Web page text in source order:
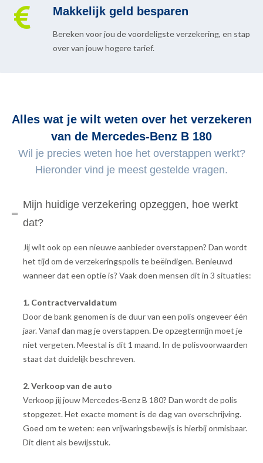
Makkelijk geld besparen
Bereken voor jou de voordeligste verzekering, en stap
over van jouw hogere tarief.
Alles wat je wilt weten over het verzekeren
van de Mercedes-Benz B 180
Wil je precies weten hoe het overstappen werkt?
Hieronder vind je meest gestelde vragen.
Mijn huidige verzekering opzeggen, hoe werkt
dat?
Jij wilt ook op een nieuwe aanbieder overstappen? Dan wordt
het tijd om de verzekeringspolis te beëindigen. Benieuwd
wanneer dat een optie is? Vaak doen mensen dit in 3 situaties:
1. Contractvervaldatum
Door de bank genomen is de duur van een polis ongeveer één
jaar. Vanaf dan mag je overstappen. De opzegtermijn moet je
niet vergeten. Meestal is dit 1 maand. In de polisvoorwaarden
staat dat duidelijk beschreven.
2. Verkoop van de auto
Verkoop jij jouw Mercedes-Benz B 180? Dan wordt de polis
stopgezet. Het exacte moment is de dag van overschrijving.
Goed om te weten: een vrijwaringsbewijs is hierbij onmisbaar.
Dit dient als bewijsstuk.